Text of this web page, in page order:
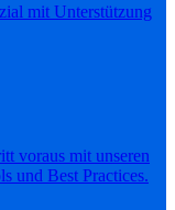
mit Unterstützung
voraus mit unseren
und Best Practices.